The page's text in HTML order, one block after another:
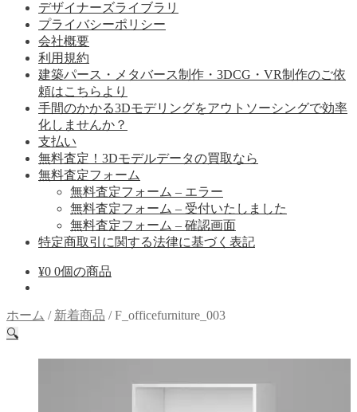
デザイナーズライブラリ
プライバシーポリシー
会社概要
利用規約
建築パース・メタバース制作・3DCG・VR制作のご依
頼はこちらより
手間のかかる3Dモデリングをアウトソーシングで効率
化しませんか？
支払い
無料査定！3Dモデルデータの買取なら
無料査定フォーム
無料査定フォーム – エラー
無料査定フォーム – 受付いたしました
無料査定フォーム – 確認画面
特定商取引に関する法律に基づく表記
¥0 0個の商品
ホーム / 新着商品 /F_officefurniture_003
🔍